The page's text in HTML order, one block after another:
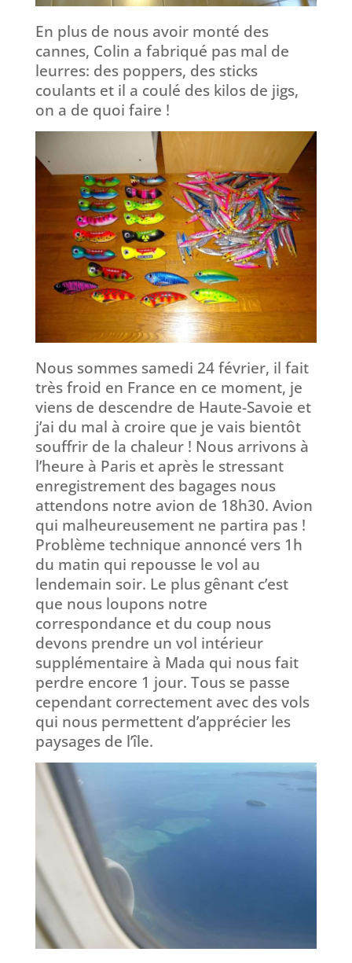
En plus de nous avoir monté des
cannes, Colin a fabriqué pas mal de
leurres: des poppers, des sticks
coulants et il a coulé des kilos de jigs,
on a de quoi faire !
Nous sommes samedi 24 février, il fait
très froid en France en ce moment, je
viens de descendre de Haute-Savoie et
j’ai du mal à croire que je vais bientôt
souffrir de la chaleur ! Nous arrivons à
l’heure à Paris et après le stressant
enregistrement des bagages nous
attendons notre avion de 18h30. Avion
qui malheureusement ne partira pas !
Problème technique annoncé vers 1h
du matin qui repousse le vol au
lendemain soir. Le plus gênant c’est
que nous loupons notre
correspondance et du coup nous
devons prendre un vol intérieur
supplémentaire à Mada qui nous fait
perdre encore 1 jour. Tous se passe
cependant correctement avec des vols
qui nous permettent d’apprécier les
paysages de l’île.